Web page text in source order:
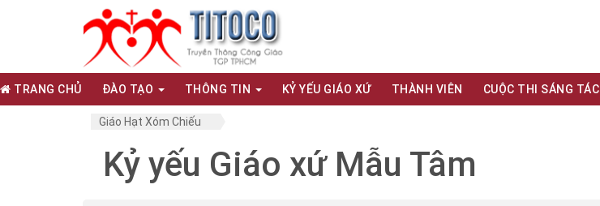
TRANG CHỦ ĐÀO TẠO THÔNG TIN KỶ YẾU GIÁO XỨ THÀNH VIÊN CUỘC THI SÁNG TÁC
Giáo Hạt Xóm Chiếu
Kỷ yếu Giáo xứ Mẫu Tâm